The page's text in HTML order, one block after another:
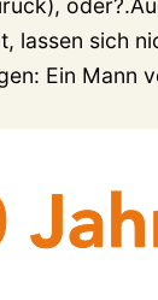
lassen sich
Ein Mann